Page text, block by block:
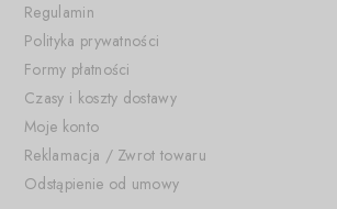
Regulamin
Polityka prywatności
Formy płatności
Czasy i koszty dostawy
Moje konto
Reklamacja / Zwrot towaru
Odstąpienie od umowy